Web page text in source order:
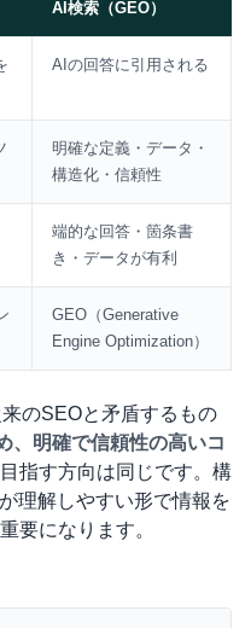
AI検索（GEO）
AIの回答に引用される
明確な定義・データ・
構造化・信頼性
端的な回答・箇条書
き・データが有利
GEO（Generative
Engine Optimization）
のSEOと矛盾するもの
、明確で信頼性の高いコ
指す方向は同じです。構
理解しやすい形で情報を
要になります。